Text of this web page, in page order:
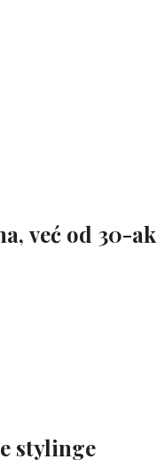
već od 30-ak
stylinge